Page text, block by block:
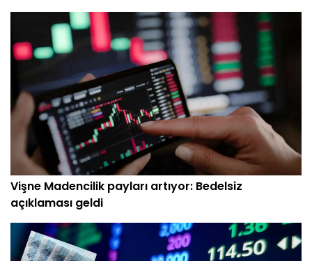
Vişne Madencilik payları artıyor: Bedelsiz
açıklaması geldi